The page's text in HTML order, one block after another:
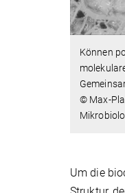
Können
© Max-
Um die